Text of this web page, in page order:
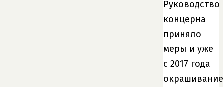
Руководство
концерна
приняло
меры и уже
с 2017 года
окрашивание